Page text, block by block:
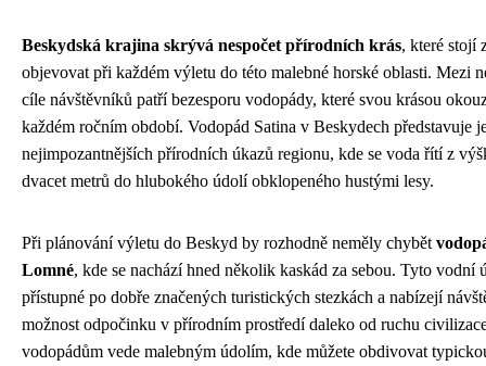
Beskydská krajina skrývá nespočet přírodních krás, které stojí
objevovat při každém výletu do této malebné horské oblasti. Mezi
cíle návštěvníků patří bezesporu vodopády, které svou krásou
každém ročním období. Vodopád Satina v Beskydech představuje
nejimpozantnějších přírodních úkazů regionu, kde se voda řítí z
dvacet metrů do hlubokého údolí obklopeného hustými lesy.
Při plánování výletu do Beskyd by rozhodně neměly chybět
Lomné, kde se nachází hned několik kaskád za sebou. Tyto vodní
přístupné po dobře značených turistických stezkách a nabízejí
možnost odpočinku v přírodním prostředí daleko od ruchu
vodopádům vede malebným údolím, kde můžete obdivovat